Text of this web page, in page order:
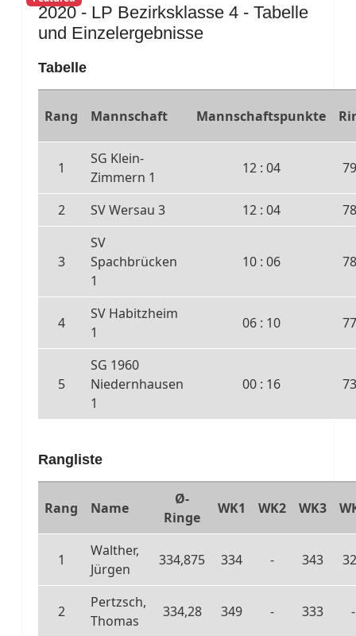
2020 - LP Bezirksklasse 4 - Tabelle
und Einzelergebnisse
Tabelle
Rang Mannschaft Mannschaftspunkte
1
SG Klein-
Zimmern 1
12 : 04
2 SV Wersau 3 12 : 04
3
SV
Spachbrücken
1
10 : 06
4
SV Habitzheim
1
06 : 10
5
SG 1960
Niedernhausen
1
00 : 16
Rangliste
Rang Name
Ø-
Ringe
WK1 WK2 WK3
1
Walther,
Jürgen
334,875 334 - 343
2
Pertzsch,
Thomas
334,28 349 - 333 -